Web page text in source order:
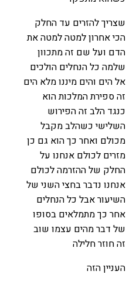
שצריך להזרים עד החלק
הכי אחרון למטה למטה את
הדם ועל שם זה מתכוון
שלמה כל הנחלים הולכים
אל הים והים מיננו מלא הים
זה ספירת המלכות הוא
כנגד הלב זה הפירוש
השלישי כשהלב מקבל
מכולם ואחר כך הוא גם כן
מזרים לכולם אנחנו על
החלק של ההזרמה לכולם
אנחנו נדבר בחצי השני של
השיעור אבל כל הנחלים
אחר כך מתמלאים בסופו
של דבר מהים עצמו שוב
זה חוזר חלילה
העניין הזה